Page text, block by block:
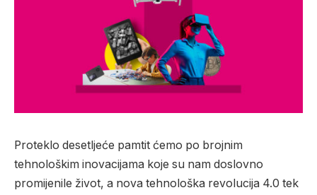
Proteklo desetljeće pamtit ćemo po brojnim
tehnološkim inovacijama koje su nam doslovno
promijenile život, a nova tehnološka revolucija 4.0 tek